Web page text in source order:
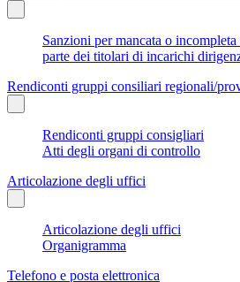
Sanzioni per mancata o
parte dei titolari di incarichi
Rendiconti gruppi consiliari regionali/
Rendiconti gruppi consigliari
Atti degli organi di controllo
Articolazione degli uffici
Articolazione degli uffici
Organigramma
Telefono e posta elettronica